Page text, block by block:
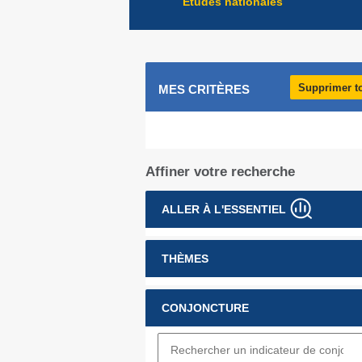
MES CRITÈRES Supprimer
Affiner votre recherche
ALLER À L'ESSENTIEL
THÈMES
CONJONCTURE